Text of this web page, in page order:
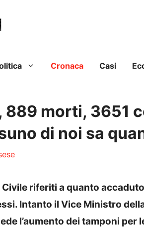
Cronaca Casi
889 morti, 3651
di noi sa
riferiti a quanto
Intanto il Vice Ministro
l’aumento dei tamponi per